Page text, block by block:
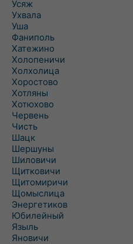
Усяж
Ухвала
Уша
Фаниполь
Хатежино
Холопеничи
Холхолица
Хоростово
Хотляны
Хотюхово
Червень
Чисть
Шацк
Шершуны
Шиловичи
Щитковичи
Щитомиричи
Щомыслица
Энергетиков
Юбилейный
Языль
Яновичи